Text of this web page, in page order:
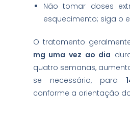
Não tomar doses
esquecimento; siga o
O tratamento
mg uma vez ao dia
quatro semanas,
se necessário, para
conforme a orientação